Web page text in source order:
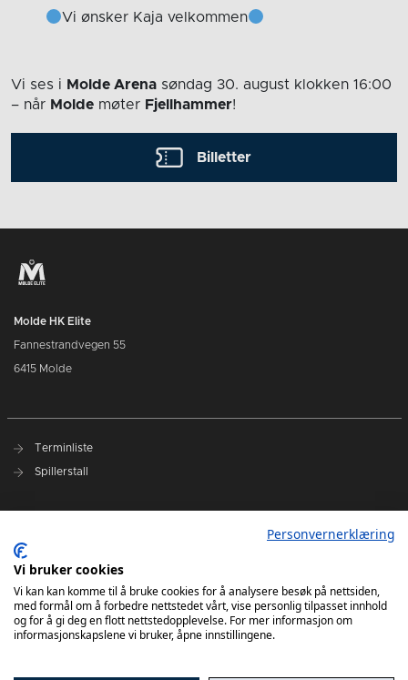
Vi ønsker Kaja velkommen
Vi ses i Molde Arena søndag 30. august klokken 16:00
– når Molde møter Fjellhammer!
Billetter
Molde HK Elite
Fannestrandvegen 55
6415 Molde
Terminliste
Spillerstall
Kjøp billetter
Sesongkort
Personvernerklæring
Vi bruker cookies
Vi kan kan komme til å bruke cookies for å analysere besøk på nettsiden,
med formål om å forbedre nettstedet vårt, vise personlig tilpasset innhold
og for å gi deg en flott nettstedopplevelse. For mer informasjon om
informasjonskapslene vi bruker, åpne innstillingene.